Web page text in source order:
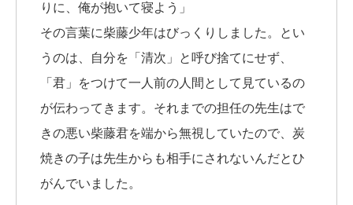
りに、俺が抱いて寝よう」
その言葉に柴藤少年はびっくりしました。とい
うのは、自分を「清次」と呼び捨てにせず、
「君」をつけて一人前の人間として見ているの
が伝わってきます。それまでの担任の先生はで
きの悪い柴藤君を端から無視していたので、炭
焼きの子は先生からも相手にされないんだとひ
がんでいました。